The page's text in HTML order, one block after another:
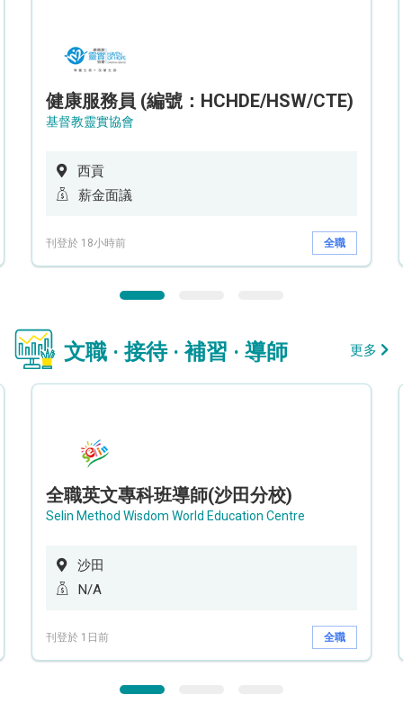
健康服務員 (編號：HCHDE/HSW/CTE)
基督教靈實協會
西貢
薪金面議
刊登於 18小時前 全職
文職 · 接待 · 補習 · 導師 更多
全職英文專科班導師(沙田分校)
Selin Method Wisdom World Education Centre
沙田
N/A
刊登於 1日前 全職